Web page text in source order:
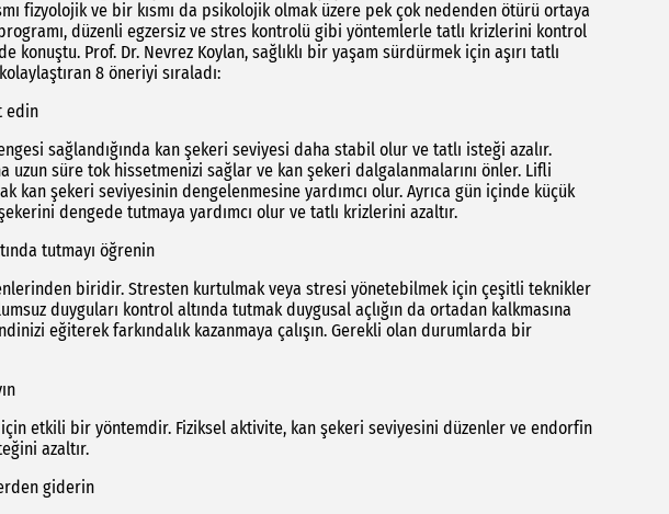
fizyolojik ve bir kısmı da psikolojik olmak üzere pek çok nedenden ötürü ortaya
düzenli egzersiz ve stres kontrolü gibi yöntemlerle tatlı krizlerini kontrol
konuştu. Prof. Dr. Nevrez Koylan, sağlıklı bir yaşam sürdürmek için aşırı tatlı
8 öneriyi sıraladı:
edin
sağlandığında kan şekeri seviyesi daha stabil olur ve tatlı isteği azalır.
uzun süre tok hissetmenizi sağlar ve kan şekeri dalgalanmalarını önler. Lifli
kan şekeri seviyesinin dengelenmesine yardımcı olur. Ayrıca gün içinde küçük
dengede tutmaya yardımcı olur ve tatlı krizlerini azaltır.
tutmayı öğrenin
biridir. Stresten kurtulmak veya stresi yönetebilmek için çeşitli teknikler
duyguları kontrol altında tutmak duygusal açlığın da ortadan kalkmasına
eğiterek farkındalık kazanmaya çalışın. Gerekli olan durumlarda bir
etkili bir yöntemdir. Fiziksel aktivite, kan şekeri seviyesini düzenler ve endorfin
azaltır.
giderin